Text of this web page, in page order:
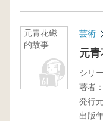
元青花磁
的故事
芸術
元
シリ
著者：
発行
出版